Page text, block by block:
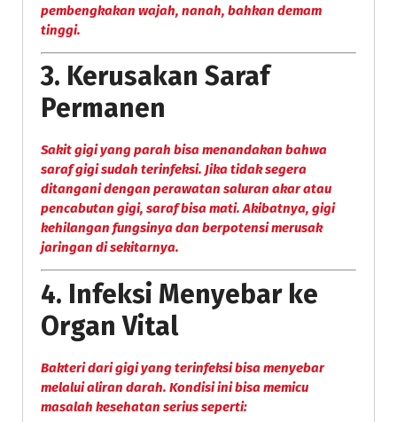
pembengkakan wajah, nanah, bahkan demam
tinggi.
3. Kerusakan Saraf
Permanen
Sakit gigi yang parah bisa menandakan bahwa
saraf gigi sudah terinfeksi. Jika tidak segera
ditangani dengan perawatan saluran akar atau
pencabutan gigi, saraf bisa mati. Akibatnya, gigi
kehilangan fungsinya dan berpotensi merusak
jaringan di sekitarnya.
4. Infeksi Menyebar ke
Organ Vital
Bakteri dari gigi yang terinfeksi bisa menyebar
melalui aliran darah. Kondisi ini bisa memicu
masalah kesehatan serius seperti: